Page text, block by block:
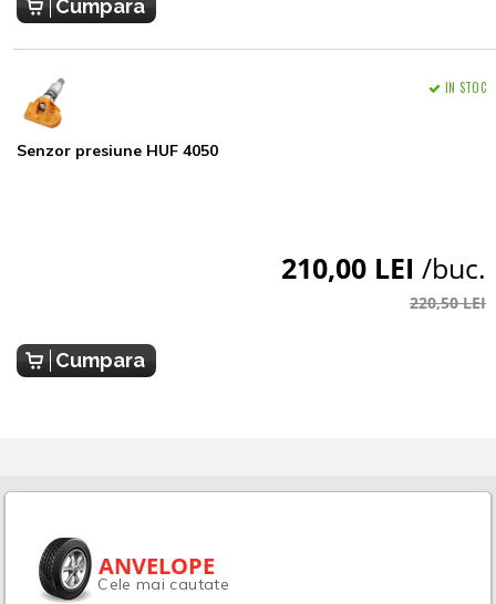
Cumpara
Senzor presiune HUF 4050
IN STOC
210,00 LEI /buc.
220,50 LEI
Cumpara
ANVELOPE
Cele mai cautate